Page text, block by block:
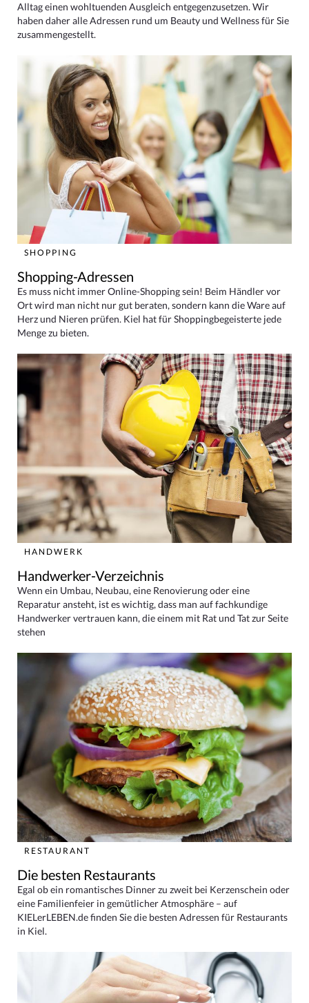
Alltag einen wohltuenden Ausgleich entgegenzusetzen. Wir
haben daher alle Adressen rund um Beauty und Wellness für Sie
zusammengestellt.
SHOPPING
Shopping-Adressen
Es muss nicht immer Online-Shopping sein! Beim Händler vor
Ort wird man nicht nur gut beraten, sondern kann die Ware auf
Herz und Nieren prüfen. Kiel hat für Shoppingbegeisterte jede
Menge zu bieten.
HANDWERK
Handwerker-Verzeichnis
Wenn ein Umbau, Neubau, eine Renovierung oder eine
Reparatur ansteht, ist es wichtig, dass man auf fachkundige
Handwerker vertrauen kann, die einem mit Rat und Tat zur Seite
stehen
RESTAURANT
Die besten Restaurants
Egal ob ein romantisches Dinner zu zweit bei Kerzenschein oder
eine Familienfeier in gemütlicher Atmosphäre – auf
KIELerLEBEN.de finden Sie die besten Adressen für Restaurants
in Kiel.